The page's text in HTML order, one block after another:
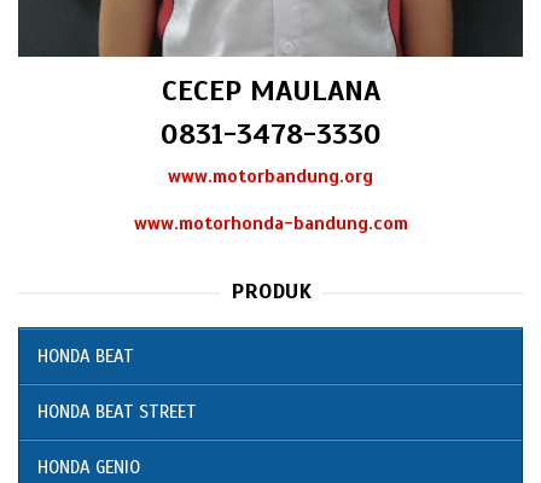
CECEP MAULANA
0831-3478-3330
www.motorbandung.org
www.motorhonda-bandung.com
PRODUK
HONDA BEAT
HONDA BEAT STREET
HONDA GENIO